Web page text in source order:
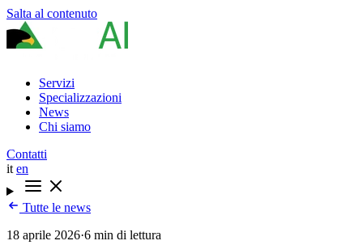
Salta al contenuto
Servizi
Specializzazioni
News
Chi siamo
Contatti
it en
Tutte le news
18 aprile 2026·6 min di lettura